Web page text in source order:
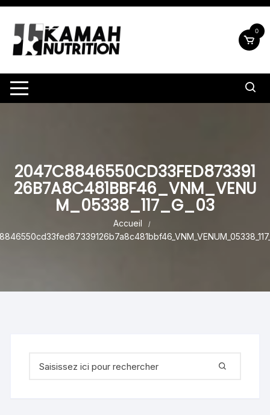
Aller
contenu
0
2047C8846550CD33FED873391
26B7A8C481BBF46_VNM_VENU
M_05338_117_G_03
Accueil
pour